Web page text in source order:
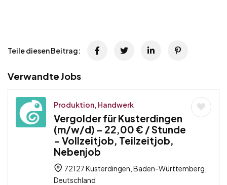
Teile diesen Beitrag:
Verwandte Jobs
Produktion, Handwerk
Vergolder für Kusterdingen
(m/w/d) – 22,00 € / Stunde
– Vollzeitjob, Teilzeitjob,
Nebenjob
72127 Kusterdingen, Baden-Württemberg,
Deutschland